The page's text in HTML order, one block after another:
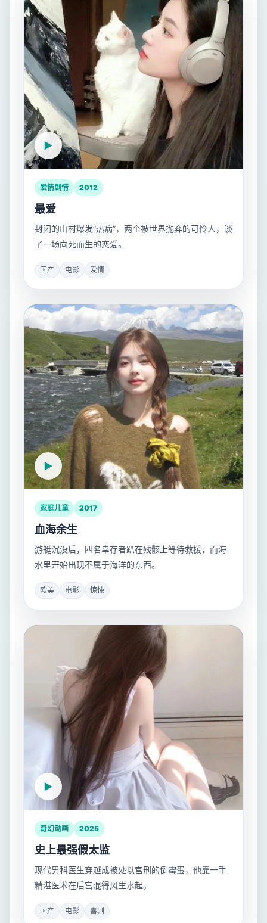
爱情剧情 2012
最爱
封闭的山村爆发“热病”，两个被世界抛弃的可怜人，谈
了一场向死而生的恋爱。
国产 电影 爱情
家庭儿童 2017
血海余生
游艇沉没后，四名幸存者趴在残骸上等待救援，而海
水里开始出现不属于海洋的东西。
欧美 电影 惊悚
奇幻动画 2025
史上最强假太监
现代男科医生穿越成被处以宫刑的倒霉蛋，他靠一手
精湛医术在后宫混得风生水起。
国产 电影 喜剧